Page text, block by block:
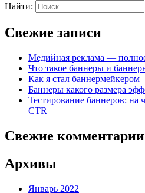
Найти:
Свежие записи
Медийная реклама —
Что такое баннеры и
Как я стал баннермейкером
Баннеры какого размера
Тестирование баннеров: на
CTR
Свежие комментарии
Архивы
Январь 2022